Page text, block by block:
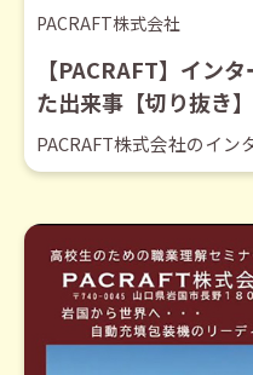
PACRAFT株式会社
【PACRAFT】イン
た出来事【切り抜き】
PACRAFT株式会社のイン